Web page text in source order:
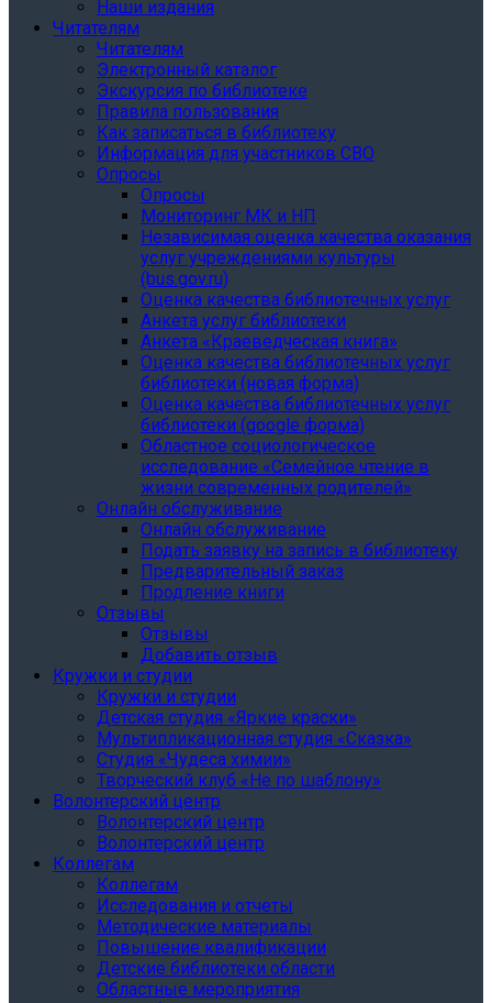
Наши издания
Читателям
Читателям
Электронный каталог
Экскурсия по библиотеке
Правила пользования
Как записаться в библиотеку
Информация для участников СВО
Опросы
Опросы
Мониторинг МК и НП
Независимая оценка качества оказания
услуг учреждениями культуры
(bus.gov.ru)
Оценка качества библиотечных услуг
Анкета услуг библиотеки
Анкета «Краеведческая книга»
Oценка качества библиотечных услуг
библиотеки (новая форма)
Oценка качества библиотечных услуг
библиотеки (google форма)
Областное социологическое
исследование «Семейное чтение в
жизни современных родителей»
Онлайн обслуживание
Онлайн обслуживание
Подать заявку на запись в библиотеку
Предварительный заказ
Продление книги
Отзывы
Отзывы
Добавить отзыв
Кружки и студии
Кружки и студии
Детская студия «Яркие краски»
Мультипликационная студия «Сказка»
Студия «Чудеса химии»
Творческий клуб «Не по шаблону»
Волонтерский центр
Волонтерский центр
Волонтерский центр
Коллегам
Коллегам
Исследования и отчеты
Методические материалы
Повышение квалификации
Детские библиотеки области
Областные мероприятия